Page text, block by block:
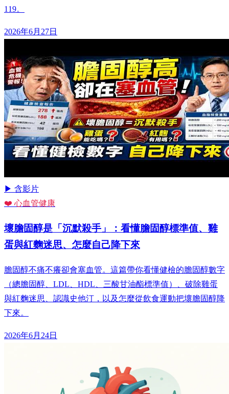
119。
2026年6月27日
▶ 含影片
❤️ 心血管健康
壞膽固醇是「沉默殺手」：看懂膽固醇標準值、雞
蛋與紅麴迷思、怎麼自己降下來
膽固醇不痛不癢卻會塞血管。這篇帶你看懂健檢的膽固醇數字
（總膽固醇、LDL、HDL、三酸甘油酯標準值）、破除雞蛋
與紅麴迷思、認識史他汀，以及怎麼從飲食運動把壞膽固醇降
下來。
2026年6月24日